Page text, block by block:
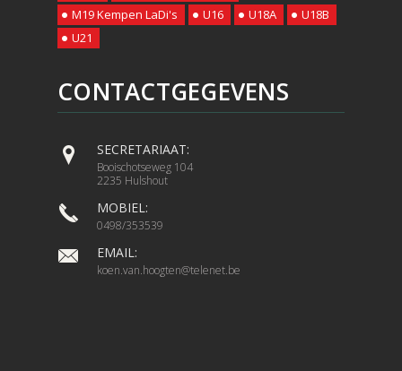
M19 Kempen LaDi's
U16 U18A
U18B
U21
CONTACTGEGEVENS
SECRETARIAAT:
Booischotseweg 104
2235 Hulshout
MOBIEL:
0498/353539
EMAIL:
koen.van.hoogten@telenet.be